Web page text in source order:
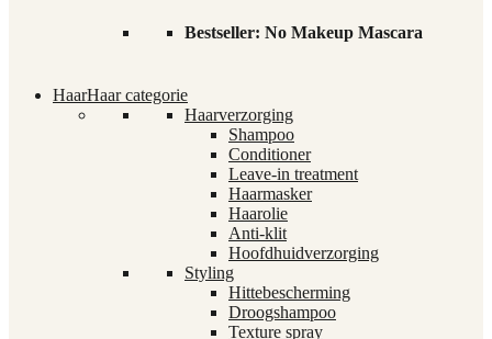
Bestseller: No Makeup Mascara
HaarHaar categorie
Haarverzorging
Shampoo
Conditioner
Leave-in treatment
Haarmasker
Haarolie
Anti-klit
Hoofdhuidverzorging
Styling
Hittebescherming
Droogshampoo
Texture spray